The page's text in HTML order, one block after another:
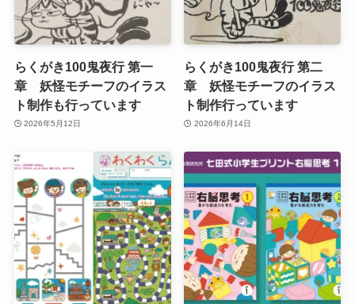
らくがき100鬼夜行 第一
章 妖怪モチーフのイラス
ト制作も行っています
2026年5月12日
らくがき100鬼夜行 第二
章 妖怪モチーフのイラス
ト制作行っています
2026年6月14日